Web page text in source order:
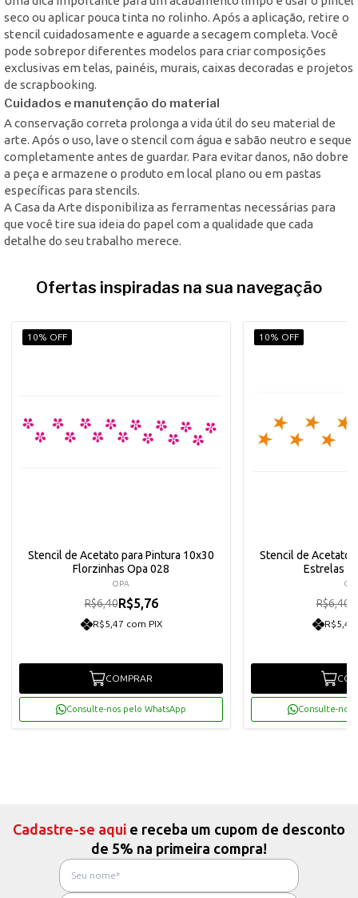
seco ou aplicar pouca tinta no rolinho. Após a aplicação, retire o
stencil cuidadosamente e aguarde a secagem completa. Você
pode sobrepor diferentes modelos para criar composições
exclusivas em telas, painéis, murais, caixas decoradas e projetos
de scrapbooking.
Cuidados e manutenção do material
A conservação correta prolonga a vida útil do seu material de
arte. Após o uso, lave o stencil com água e sabão neutro e seque
completamente antes de guardar. Para evitar danos, não dobre
a peça e armazene o produto em local plano ou em pastas
específicas para stencils.
A Casa da Arte disponibiliza as ferramentas necessárias para
que você tire sua ideia do papel com a qualidade que cada
detalhe do seu trabalho merece.
Ofertas inspiradas na sua navegação
10% OFF
Stencil de Acetato para Pintura 10x30
Florzinhas Opa 028
OPA
R$6,40R$5,76
R$5,47 com PIX
COMPRAR
Consulte-nos pelo WhatsApp
10% OFF
Stencil de Acetato
Estrelas
R$6,40
R$5,47
Consulte-nos
Cadastre-se aqui e receba um cupom de desconto
de 5% na primeira compra!